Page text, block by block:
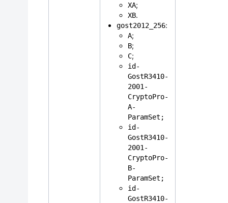
XA;
XB.
gost2012_256:
A;
B;
C;
id-
GostR3410-
2001-
CryptoPro-
A-
ParamSet;
id-
GostR3410-
2001-
CryptoPro-
B-
ParamSet;
id-
GostR3410-